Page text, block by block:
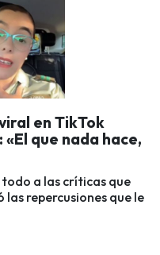
en TikTok
que nada hace,
a las críticas que
las repercusiones que le